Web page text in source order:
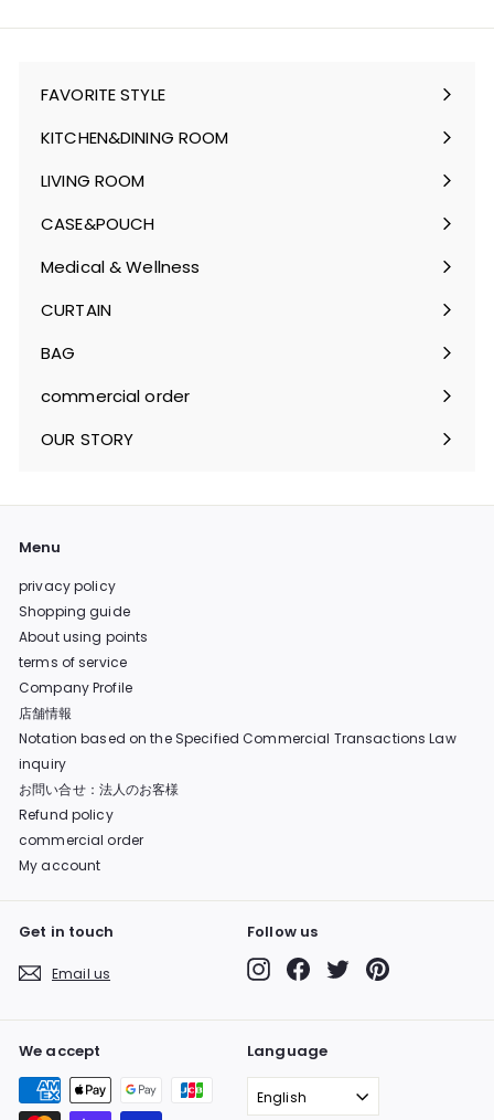
FAVORITE STYLE
Expand
KITCHEN&DINING ROOM
Expand
LIVING ROOM
Expand
CASE&POUCH
Expand
submenu
Medical & Wellness
Expand
CURTAIN
Expand
BAG
Expand
commercial order
OUR STORY
Menu
privacy policy
Shopping guide
About using points
terms of service
Company Profile
店舗情報
Notation based on the Specified Commercial Transactions Law
inquiry
お問い合せ：法人のお客様
Refund policy
commercial order
My account
Get in touch
Email us
Follow us
InstagramFacebook
Twitter
We accept Language
English